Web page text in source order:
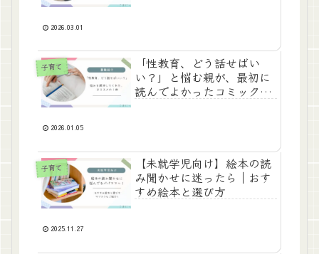
2026.03.01
子育て
「性教育、どう話せばい
い？」と悩む親が、最初に
読んでよかったコミックエ
2026.01.05
子育て
【未就学児向け】絵本の読
み聞かせに迷ったら｜おす
すめ絵本と選び方
2025.11.27